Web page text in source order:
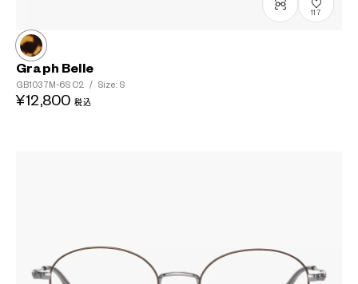
117
Graph Belle
GB1037M-6S C2 / Size: S
¥12,800 税込